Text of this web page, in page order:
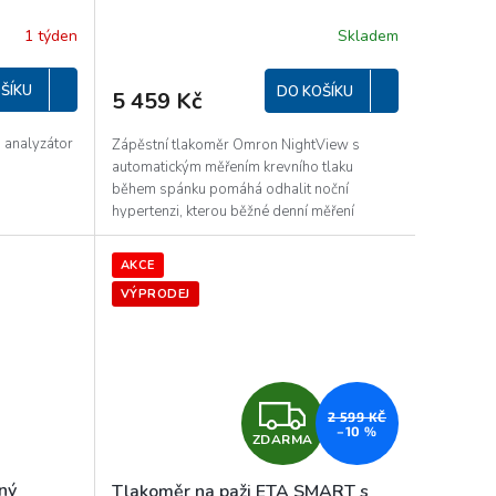
1 týden
analyzátor
R
Skladem
5 459 Kč DO KOŠÍKU
Zápěstní tlakoměr Omron NightView s
automatickým měřením krevního tlaku
během spánku pomáhá odhalit noční
hypertenzi, kterou běžné denní měření
přehlédne....
AKCE
VÝPRODEJ
Z
D
ZDARMA
2 599 KČ
–10 %